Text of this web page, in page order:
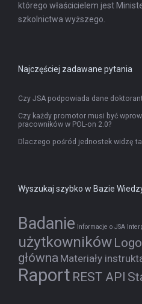
którego właścicielem jest
szkolnictwa wyższego.
Najczęściej zadawane pytania
Czy JSA podpowiada dane
Czy każdy promotor musi być
pracowników w POL-on 2.0?
Dlaczego pośród jednostek widzę
Wyszukaj szybko w Bazie
Badanie Informacje o JSA
użytkowników
główna Materiały
Raport REST API